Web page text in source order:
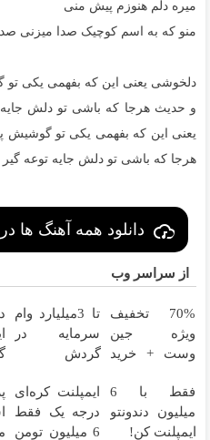
میره دلم هنوزم پیش منی
منو که به اسم کوچیک صدا میزنی
دلخوشی یعنی این که بفهمی یکی
و حدیث هرجا که باشی تو دلش
یعنی این که بفهمی یکی تو
هرجا که باشی تو دلش جایه توعه
دانلود همه آهنگ ها
از سراسر وب
70% تخفیف
ویژه جین
وست + خرید
تا 3میلیارد وام
سرمایه در
گردش
فروشگاهت رو
ثبت کن
فقط با 6
میلیون دندونتو
ایمپلنت کن!
ایمپلنت کره‌ای
درجه یک فقط
6 میلیون تومن